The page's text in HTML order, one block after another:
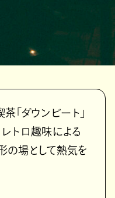
「ダウンビート」
トロ趣味による
の場として熱気を